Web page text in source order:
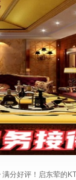
满分好评！启东荤的